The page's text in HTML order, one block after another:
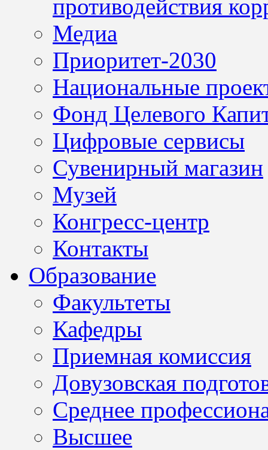
противодействия
Медиа
Приоритет-2030
Национальные
Фонд Целевого
Цифровые сервисы
Сувенирный магазин
Музей
Конгресс-центр
Контакты
Образование
Факультеты
Кафедры
Приемная комиссия
Довузовская
Среднее
Высшее